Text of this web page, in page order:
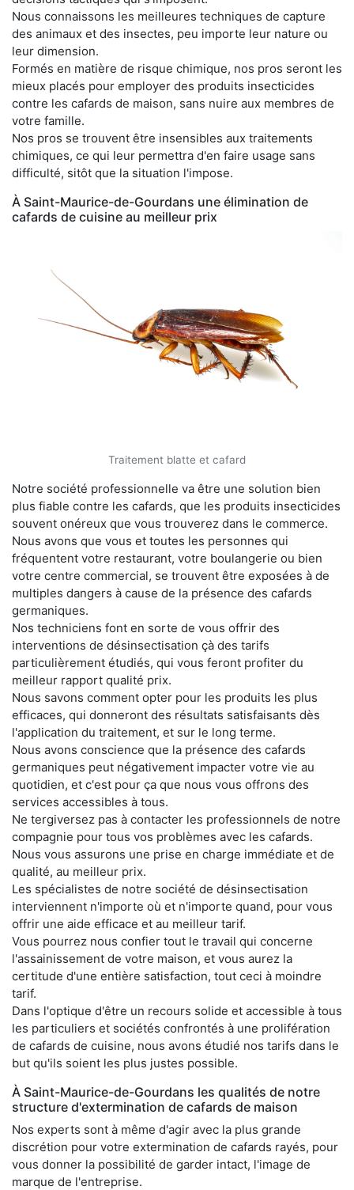
Nous connaissons les meilleures techniques de capture
des animaux et des insectes, peu importe leur nature ou
leur dimension.
Formés en matière de risque chimique, nos pros seront les
mieux placés pour employer des produits insecticides
contre les cafards de maison, sans nuire aux membres de
votre famille.
Nos pros se trouvent être insensibles aux traitements
chimiques, ce qui leur permettra d'en faire usage sans
difficulté, sitôt que la situation l'impose.
À Saint-Maurice-de-Gourdans une élimination de
cafards de cuisine au meilleur prix
Traitement blatte et cafard
Notre société professionnelle va être une solution bien
plus fiable contre les cafards, que les produits insecticides
souvent onéreux que vous trouverez dans le commerce.
Nous avons que vous et toutes les personnes qui
fréquentent votre restaurant, votre boulangerie ou bien
votre centre commercial, se trouvent être exposées à de
multiples dangers à cause de la présence des cafards
germaniques.
Nos techniciens font en sorte de vous offrir des
interventions de désinsectisation çà des tarifs
particulièrement étudiés, qui vous feront profiter du
meilleur rapport qualité prix.
Nous savons comment opter pour les produits les plus
efficaces, qui donneront des résultats satisfaisants dès
l'application du traitement, et sur le long terme.
Nous avons conscience que la présence des cafards
germaniques peut négativement impacter votre vie au
quotidien, et c'est pour ça que nous vous offrons des
services accessibles à tous.
Ne tergiversez pas à contacter les professionnels de notre
compagnie pour tous vos problèmes avec les cafards.
Nous vous assurons une prise en charge immédiate et de
qualité, au meilleur prix.
Les spécialistes de notre société de désinsectisation
interviennent n'importe où et n'importe quand, pour vous
offrir une aide efficace et au meilleur tarif.
Vous pourrez nous confier tout le travail qui concerne
l'assainissement de votre maison, et vous aurez la
certitude d'une entière satisfaction, tout ceci à moindre
tarif.
Dans l'optique d'être un recours solide et accessible à tous
les particuliers et sociétés confrontés à une prolifération
de cafards de cuisine, nous avons étudié nos tarifs dans le
but qu'ils soient les plus justes possible.
À Saint-Maurice-de-Gourdans les qualités de notre
structure d'extermination de cafards de maison
Nos experts sont à même d'agir avec la plus grande
discrétion pour votre extermination de cafards rayés, pour
vous donner la possibilité de garder intact, l'image de
marque de l'entreprise.